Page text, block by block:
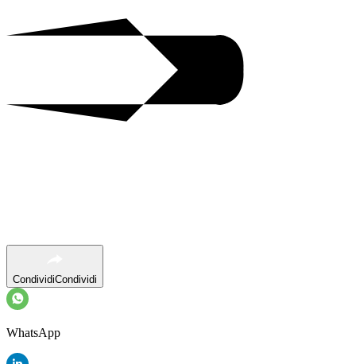
CondividiCondividi
WhatsApp